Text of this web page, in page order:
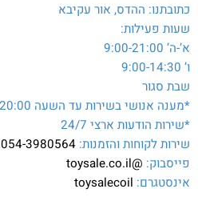
כתובתנו: ההדס, אור עקיבא
שעות פעילות:
א’-ה’ 9:00-21:00
ו’ 9:00-14:30
שבת סגור
*מענה אנושי בשירות עד השעה 20:00
*שירות הודעות ארצי 24/7
שירות לקוחות והזמנות: 054-3980564
פייסבוק: @toysale.co.il
אינסטגרם: toysalecoil